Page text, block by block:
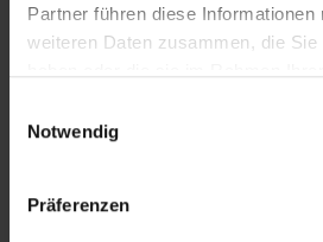
Partner führen diese
weiteren Daten zusammen, die Sie
Notwendig
Präferenzen
Zusammenarbeit mit unserem
dem führenden Hersteller für
Sonnenschutzlösungen
In unserem Video erfahren
Terrassendächer bieten, und